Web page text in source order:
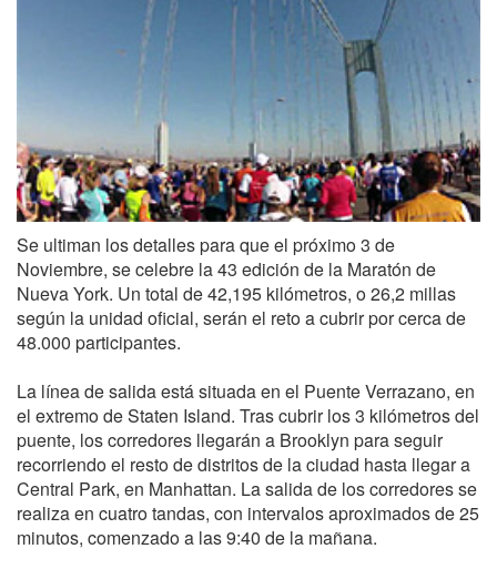
Se ultiman los detalles para que el próximo 3 de
Noviembre, se celebre la 43 edición de la Maratón de
Nueva York. Un total de 42,195 kilómetros, o 26,2 millas
según la unidad oficial, serán el reto a cubrir por cerca de
48.000 participantes.
La línea de salida está situada en el Puente Verrazano, en
el extremo de Staten Island. Tras cubrir los 3 kilómetros del
puente, los corredores llegarán a Brooklyn para seguir
recorriendo el resto de distritos de la ciudad hasta llegar a
Central Park, en Manhattan. La salida de los corredores se
realiza en cuatro tandas, con intervalos aproximados de 25
minutos, comenzado a las 9:40 de la mañana.